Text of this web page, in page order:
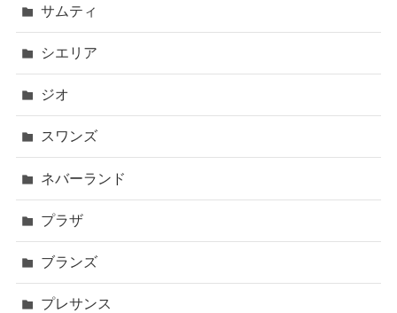
サムティ
シエリア
ジオ
スワンズ
ネバーランド
プラザ
ブランズ
プレサンス